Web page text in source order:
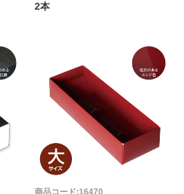
2本
商品コード:16470